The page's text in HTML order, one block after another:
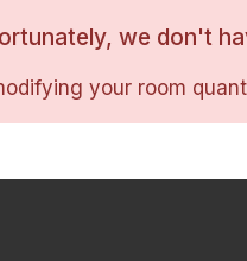
we don't
your room